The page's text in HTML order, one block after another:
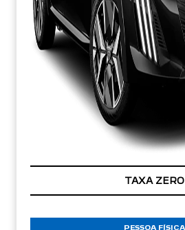
TAXA ZERO